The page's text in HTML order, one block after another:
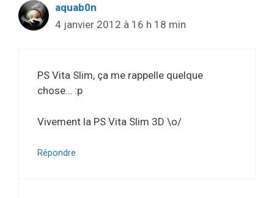
aquab0n
4 janvier 2012 à 16 h 18 min
PS Vita Slim, ça me rappelle quelque
chose… :p
Vivement la PS Vita Slim 3D \o/
Répondre